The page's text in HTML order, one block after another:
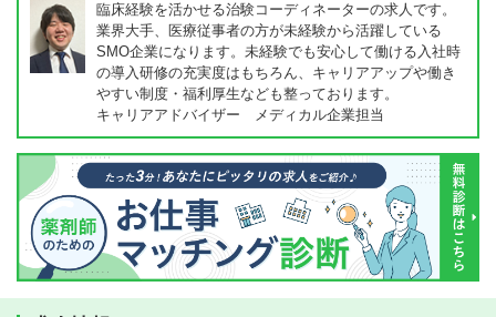
臨床経験を活かせる治験コーディネーターの求人です。
業界大手、医療従事者の方が未経験から活躍している
SMO企業になります。未経験でも安心して働ける入社時
の導入研修の充実度はもちろん、キャリアアップや働き
やすい制度・福利厚生なども整っております。
キャリアアドバイザー メディカル企業担当